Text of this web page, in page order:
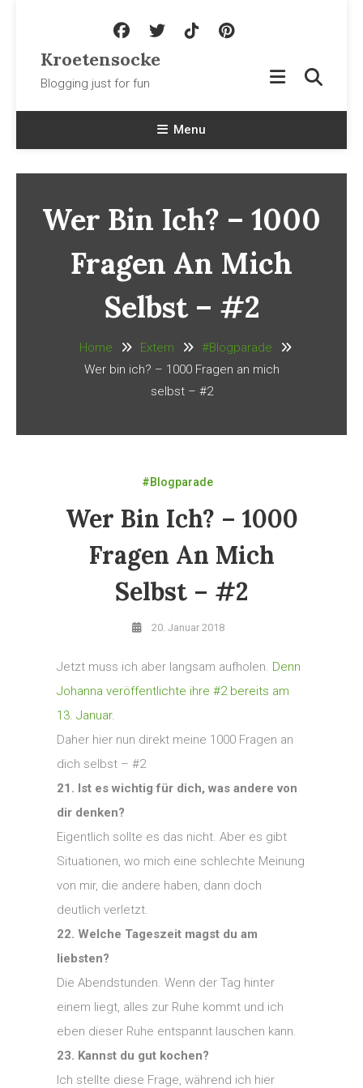
Kroetensocke
Blogging just for fun
Menu
Wer Bin Ich? – 1000
Fragen An Mich
Selbst – #2
Home Extern
#Blogparade
Wer bin ich? – 1000 Fragen an mich
selbst – #2
#Blogparade
Wer Bin Ich? – 1000
Fragen An Mich
Selbst – #2
20. Januar 2018
Jetzt muss ich aber langsam aufholen. Denn
Johanna veröffentlichte ihre #2 bereits am
13. Januar.
Daher hier nun direkt meine 1000 Fragen an
dich selbst – #2
21. Ist es wichtig für dich, was andere von
dir denken?
Eigentlich sollte es das nicht. Aber es gibt
Situationen, wo mich eine schlechte Meinung
von mir, die andere haben, dann doch
deutlich verletzt.
22. Welche Tageszeit magst du am
liebsten?
Die Abendstunden. Wenn der Tag hinter
einem liegt, alles zur Ruhe kommt und ich
eben dieser Ruhe entspannt lauschen kann.
23. Kannst du gut kochen?
Ich stellte diese Frage, während ich hier